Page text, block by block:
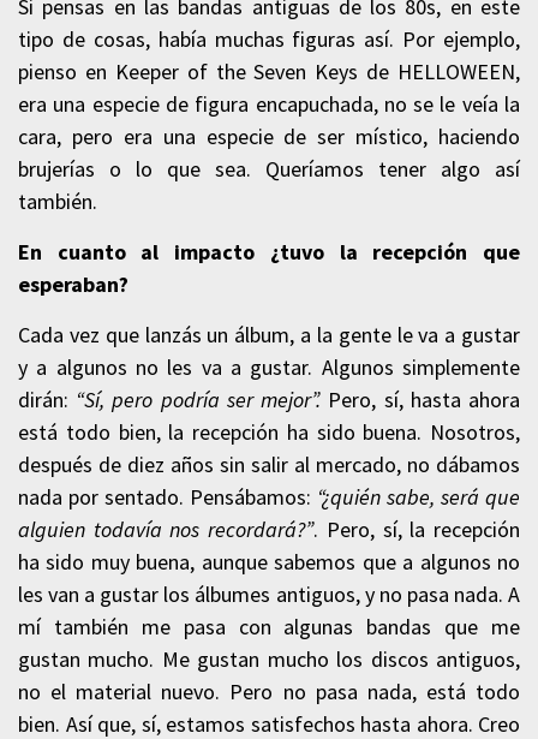
Si pensas en las bandas antiguas de los 80s, en este
tipo de cosas, había muchas figuras así. Por ejemplo,
pienso en Keeper of the Seven Keys de HELLOWEEN,
era una especie de figura encapuchada, no se le veía la
cara, pero era una especie de ser místico, haciendo
brujerías o lo que sea. Queríamos tener algo así
también.
En cuanto al impacto ¿tuvo la recepción que
esperaban?
Cada vez que lanzás un álbum, a la gente le va a gustar
y a algunos no les va a gustar. Algunos simplemente
dirán: “Sí, pero podría ser mejor”. Pero, sí, hasta ahora
está todo bien, la recepción ha sido buena. Nosotros,
después de diez años sin salir al mercado, no dábamos
nada por sentado. Pensábamos: “¿quién sabe, será que
alguien todavía nos recordará?”. Pero, sí, la recepción
ha sido muy buena, aunque sabemos que a algunos no
les van a gustar los álbumes antiguos, y no pasa nada. A
mí también me pasa con algunas bandas que me
gustan mucho. Me gustan mucho los discos antiguos,
no el material nuevo. Pero no pasa nada, está todo
bien. Así que, sí, estamos satisfechos hasta ahora. Creo